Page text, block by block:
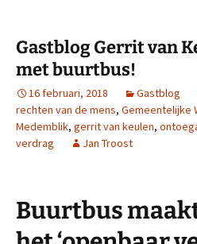
Gastblog Gerrit van
met buurtbus!
16 februari, 2018 Gastblog
rechten van de mens, Gemeentelijke
Medemblik, gerrit van keulen,
verdrag
Jan Troost
Buurtbus